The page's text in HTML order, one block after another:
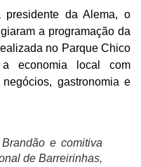
da Alema, o
a programação da
no Parque Chico
economia local com
gastronomia e
e comitiva
de Barreirinhas,